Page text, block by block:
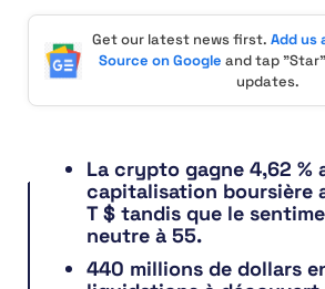
Get our latest news first. Add us
Source on Google and tap
updates.
La crypto gagne 4,62 %
capitalisation boursière
T $ tandis que le
neutre à 55.
440 millions de dollars